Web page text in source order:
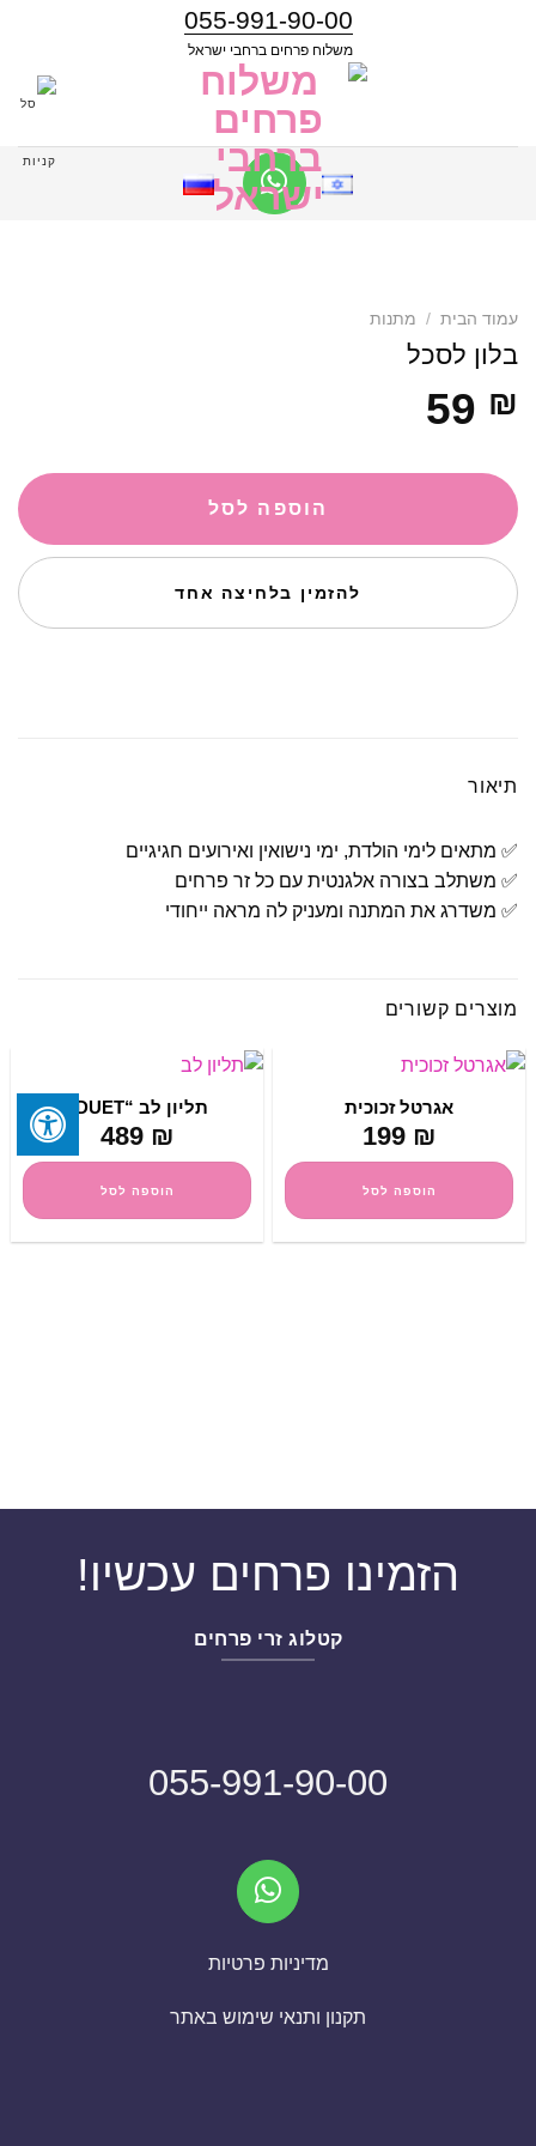
055-991-90-00
משלוח פרחים ברחבי ישראל
עמוד הבית / מתנות
בלון לסכל
59 ₪
הוספה לסל
להזמין בלחיצה אחד
תיאור
✅ מתאים לימי הולדת, ימי נישואין ואירועים חגיגיים
✅ משתלב בצורה אלגנטית עם כל זר פרחים
✅ משדרג את המתנה ומעניק לה מראה ייחודי
מוצרים קשורים
אגרטל זכוכית
199 ₪
הוספה לסל
תליון לב “DUET”
489 ₪
הוספה לסל
הזמינו פרחים עכשיו!
קטלוג זרי פרחים
055-991-90-00
מדיניות פרטיות
תקנון ותנאי שימוש באתר